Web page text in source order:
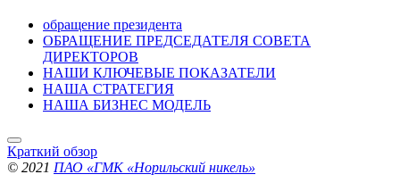
обращение президента
ОБРАЩЕНИЕ ПРЕДСЕДАТЕЛЯ СОВЕТА
ДИРЕКТОРОВ
НАШИ КЛЮЧЕВЫЕ ПОКАЗАТЕЛИ
НАША СТРАТЕГИЯ
НАША БИЗНЕС МОДЕЛЬ
Краткий обзор
© 2021 ПАО «ГМК «Норильский никель»